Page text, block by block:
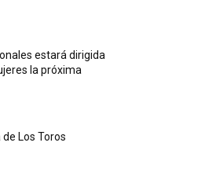
estará dirigida
la próxima
Los Toros